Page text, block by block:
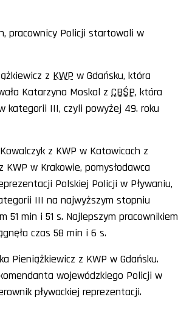
pracownicy Policji startowali w
z KWP w Gdańsku, która
Katarzyna Moskal z CBŚP, która
kategorii III, czyli powyżej 49. roku
z KWP w Katowicach z
w Krakowie, pomysłodawca
Polskiej Policji w Pływaniu,
III na najwyższym stopniu
51 min i 51 s. Najlepszym pracownikiem
czas 58 min i 6 s.
Pieniążkiewicz z KWP w Gdańsku.
wojewódzkiego Policji w
pływackiej reprezentacji.